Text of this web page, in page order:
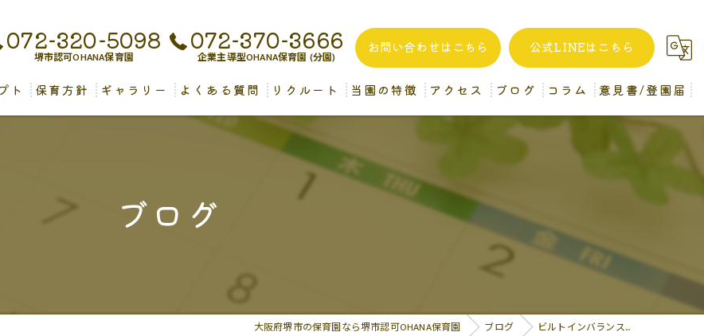
072-320-5098
堺市認可OHANA保育園
072-370-3666
企業主導型OHANA保育園 (分園)
お問い合わせはこちら 公式LINEはこちら
ト 保育方針 ギャラリー よくある質問 リクルート 当園の特徴
一時預かり
アクセス
堺市認可OHANA保育園
企業主導型OHANA保育園 (分園)
ブログ コラム 意見書/登園届
ブログ
大阪府堺市の保育園なら堺市認可OHANA保育園 ブログ ビルトインバランス…